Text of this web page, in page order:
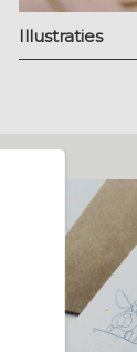
Illustraties